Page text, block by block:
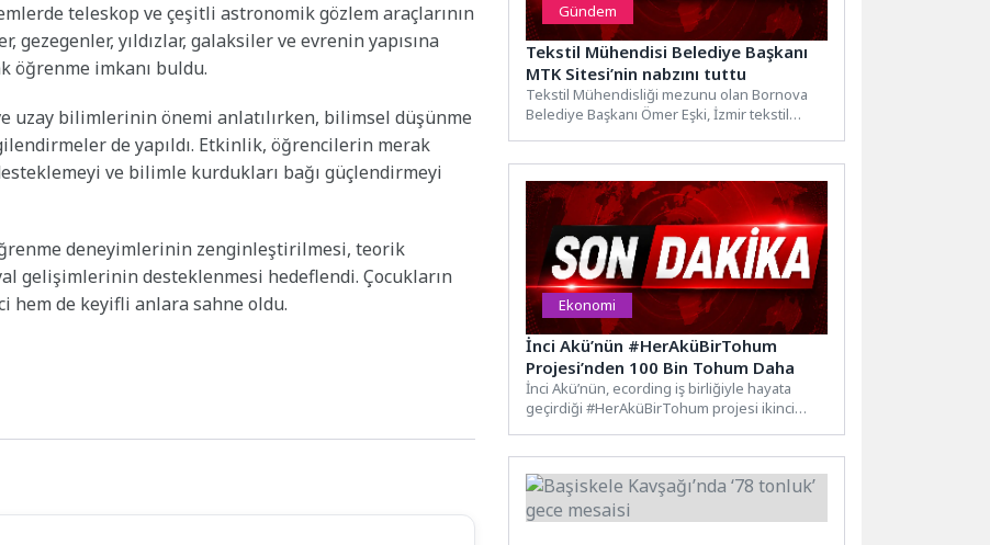
teleskop ve çeşitli astronomik gözlem araçlarının
yıldızlar, galaksiler ve evrenin yapısına
öğrenme imkanı buldu.
uzay bilimlerinin önemi anlatılırken, bilimsel düşünme
de yapıldı. Etkinlik, öğrencilerin merak
ve bilimle kurdukları bağı güçlendirmeyi
deneyimlerinin zenginleştirilmesi, teorik
gelişimlerinin desteklenmesi hedeflendi. Çocukların
hem de keyifli anlara sahne oldu.
Gündem
Tekstil Mühendisi Belediye Başkanı
MTK Sitesi’nin nabzını tuttu
Tekstil Mühendisliği mezunu olan Bornova
Belediye Başkanı Ömer Eşki, İzmir tekstil
Ekonomi
İnci Akü’nün #HerAküBirTohum
Projesi’nden 100 Bin Tohum Daha
İnci Akü’nün, ecording iş birliğiyle hayata
geçirdiği #HerAküBirTohum projesi ikinci